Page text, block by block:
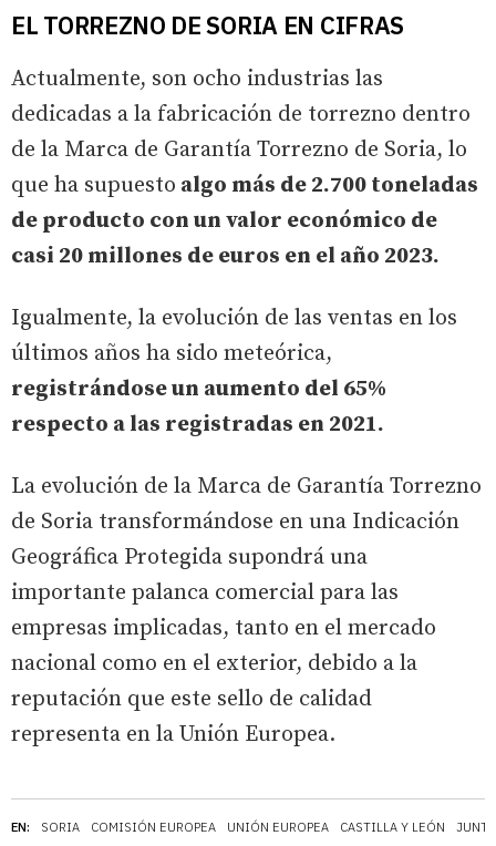
EN: SORIA COMISIÓN EUROPEA UNIÓN EUROPEA CASTILLA Y LEÓN
EL TORREZNO DE SORIA EN CIFRAS
Actualmente, son ocho industrias las
dedicadas a la fabricación de torrezno dentro
de la Marca de Garantía Torrezno de Soria, lo
que ha supuesto algo más de 2.700 toneladas
de producto con un valor económico de
casi 20 millones de euros en el año 2023.
Igualmente, la evolución de las ventas en los
últimos años ha sido meteórica,
registrándose un aumento del 65%
respecto a las registradas en 2021.
La evolución de la Marca de Garantía Torrezno
de Soria transformándose en una Indicación
Geográfica Protegida supondrá una
importante palanca comercial para las
empresas implicadas, tanto en el mercado
nacional como en el exterior, debido a la
reputación que este sello de calidad
representa en la Unión Europea.